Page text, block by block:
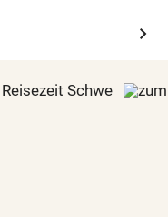
chevron_right